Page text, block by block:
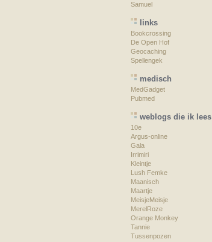
Samuel
links
Bookcrossing
De Open Hof
Geocaching
Spellengek
medisch
MedGadget
Pubmed
weblogs die ik lees
10e
Argus-online
Gala
Irrimiri
Kleintje
Lush Femke
Maanisch
Maartje
MeisjeMeisje
MerelRoze
Orange Monkey
Tannie
Tussenpozen